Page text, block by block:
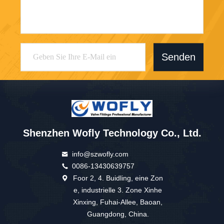
Senden
Shenzhen Wofly Technology Co., Ltd.
info@szwofly.com
0086-13430639757
Foor 2, 4. Buidling, eine Zon
e, industrielle 3. Zone Xinhe
Xinxing, Fuhai-Allee, Baoan,
Guangdong, China.